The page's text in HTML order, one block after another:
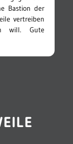
Bastion der
vertreiben
will. Gute